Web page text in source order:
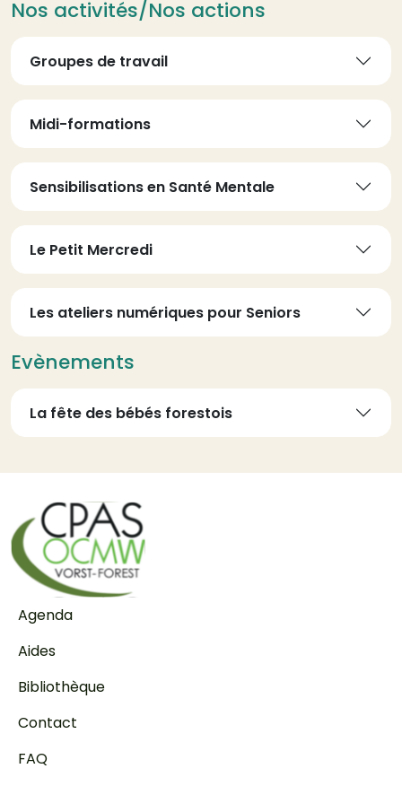
Nos activités/Nos actions
Groupes de travail
Midi-formations
Sensibilisations en Santé Mentale
Le Petit Mercredi
Les ateliers numériques pour Seniors
Evènements
La fête des bébés forestois
Pied de page
Agenda
Aides
Bibliothèque
Contact
FAQ